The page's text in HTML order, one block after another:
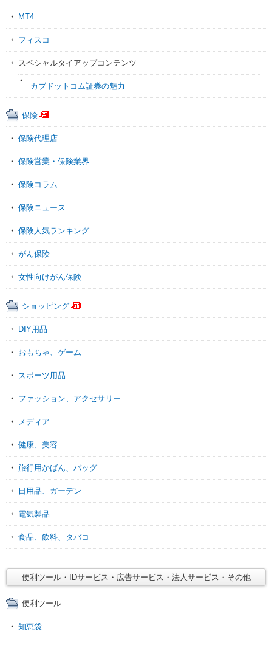
MT4
フィスコ
スペシャルタイアップコンテンツ
カブドットコム証券の魅力
保険
保険代理店
保険営業・保険業界
保険コラム
保険ニュース
保険人気ランキング
がん保険
女性向けがん保険
ショッピング
DIY用品
おもちゃ、ゲーム
スポーツ用品
ファッション、アクセサリー
メディア
健康、美容
旅行用かばん、バッグ
日用品、ガーデン
電気製品
食品、飲料、タバコ
便利ツール・IDサービス・広告サービス・法人サービス・その他
便利ツール
知恵袋